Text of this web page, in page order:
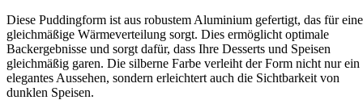
Diese Puddingform ist aus robustem Aluminium gefertigt, das für eine
gleichmäßige Wärmeverteilung sorgt. Dies ermöglicht optimale
Backergebnisse und sorgt dafür, dass Ihre Desserts und Speisen
gleichmäßig garen. Die silberne Farbe verleiht der Form nicht nur ein
elegantes Aussehen, sondern erleichtert auch die Sichtbarkeit von
dunklen Speisen.